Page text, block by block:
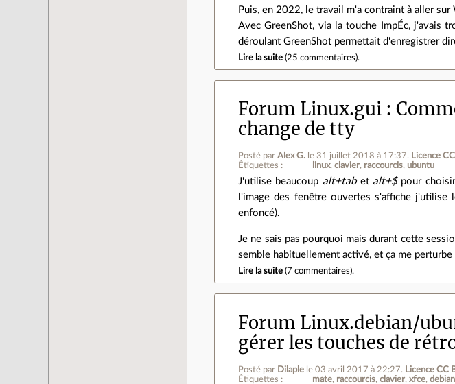
Puis, en 2022, le travail m'a contraint à aller
Avec GreenShot, via la touche ImpÉc, j'avais
déroulant GreenShot permettait d'enregistrer
Lire la suite (25 commentaires).
Forum Linux.gui
change de tty
Posté parAlex G. le 31 juillet 2018 à 17:37. Licence
Étiquettes :
linux clavier raccourcis ubuntu
J'utilise beaucoup alt+tabet alt+$pour choisir
l'image des fenêtre ouvertes s'affiche
enfoncé).
Je ne sais pas pourquoi mais durant cette
semble habituellement activé, et ça me
Lire la suite (7 commentaires).
Forum Linux.debian/
gérer les touches de
Posté par Dilaple le 03 avril 2017 à 22:27. Licence CC
Étiquettes :
mate raccourcis clavier xfce debian